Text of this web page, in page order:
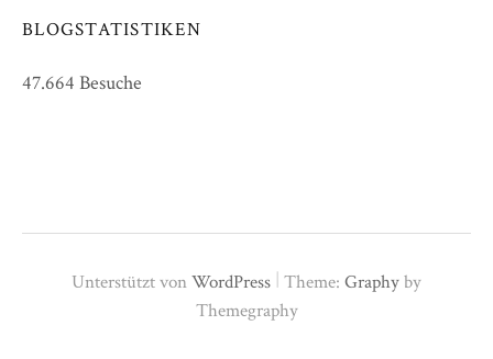
BLOGSTATISTIKEN
47.664 Besuche
Unterstützt vonWordPress Theme: Graphyby
Themegraphy